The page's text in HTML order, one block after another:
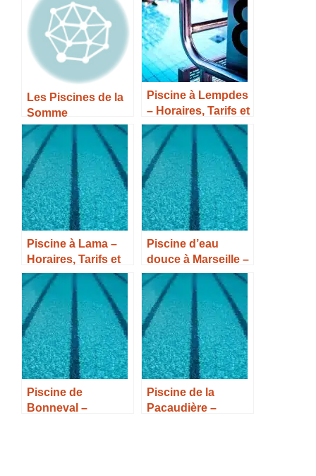
Les Piscines de la
Somme
Piscine à Lempdes
– Horaires, Tarifs et
Infos –
Piscine à Lama –
Horaires, Tarifs et
Infos –
Piscine d’eau
douce à Marseille –
Horaires, Tarifs et
Infos –
Piscine de
Bonneval –
Piscine de la
Pacaudière –